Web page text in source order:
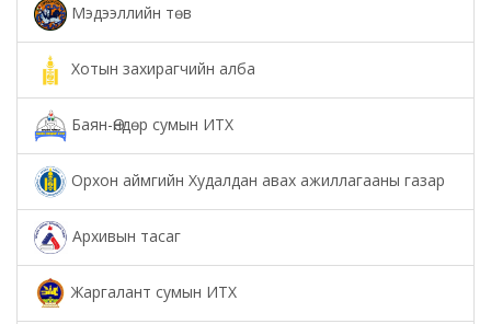
Мэдээллийн төв
Хотын захирагчийн алба
Баян-Өндөр сумын ИТХ
Орхон аймгийн Худалдан авах ажиллагааны газар
Архивын тасаг
Жаргалант сумын ИТХ